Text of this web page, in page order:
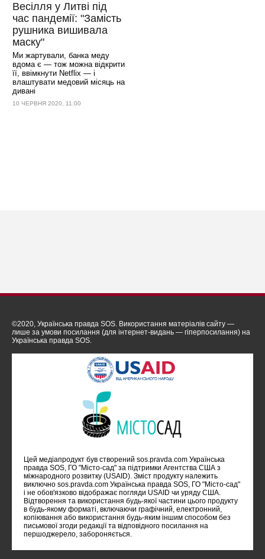
Весілля у Литві під
час пандемії: "Замість
рушника вишивала
маску"
Ми жартували, банка меду
вдома є — тож можна відкрити
її, ввімкнути Netflix — і
влаштувати медовий місяць на
дивані
10 ЧЕРВНЯ 2020, 11:00
©2020, Українська правда SOS. Використання матеріалів сайту —
лише за умови посилання (для інтернет-видань — гіперпосилання) на
Українська правда SOS.
Цей медіапродукт був створений sos.pravda.com Українська
правда SOS, ГО "Місто-сад" за підтримки Агентства США з
міжнародного розвитку (USAID). Зміст продукту належить
виключно sos.pravda.com Українська правда SOS, ГО "Місто-сад"
i не обов'язково відображає погляди USAID чи уряду США.
Відтворення та використання будь-якої частини цього продукту
в будь-якому форматі, включаючи графічний, електронний,
копіювання або використання будь-яким іншим способом без
письмової згоди редакції та відповідного посилання на
першоджерело, забороняється.